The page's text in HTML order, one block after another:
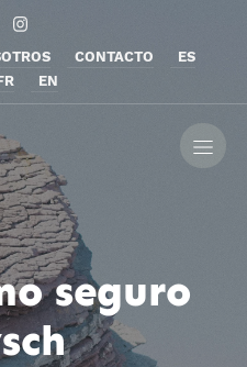
CONTACTO
ES
EN
seguro